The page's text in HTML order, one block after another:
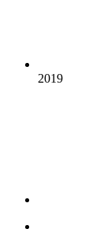
2019